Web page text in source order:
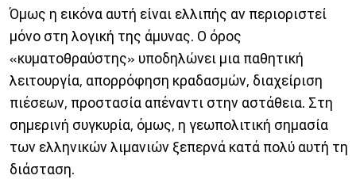
Όμως η εικόνα αυτή είναι ελλιπής αν περιοριστεί
μόνο στη λογική της άμυνας. Ο όρος
«κυματοθραύστης» υποδηλώνει μια παθητική
λειτουργία, απορρόφηση κραδασμών, διαχείριση
πιέσεων, προστασία απέναντι στην αστάθεια. Στη
σημερινή συγκυρία, όμως, η γεωπολιτική σημασία
των ελληνικών λιμανιών ξεπερνά κατά πολύ αυτή τη
διάσταση.